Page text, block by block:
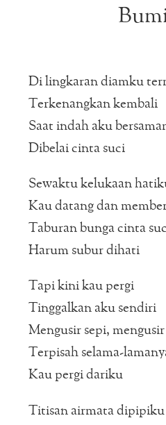
Di lingkaran diamku
Terkenangkan kembali
Saat indah aku
Dibelai cinta suci
Sewaktu kelukaan
Kau datang dan
Taburan bunga cinta
Harum subur dihati
Tapi kini kau pergi
Tinggalkan aku sendiri
Mengusir sepi,
Terpisah selama-
Kau pergi dariku
Titisan airmata dipipiku